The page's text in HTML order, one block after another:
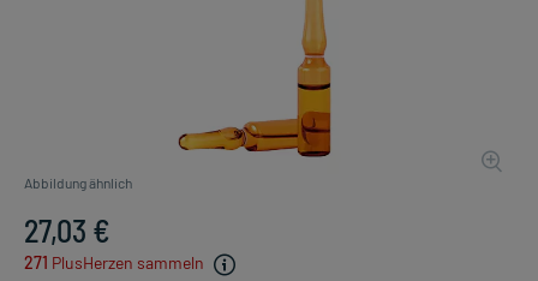
Abbildung ähnlich
27,03 €
271 PlusHerzen sammeln